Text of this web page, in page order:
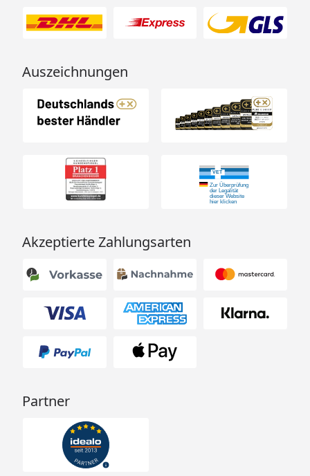
Auszeichnungen
Akzeptierte Zahlungsarten
Partner